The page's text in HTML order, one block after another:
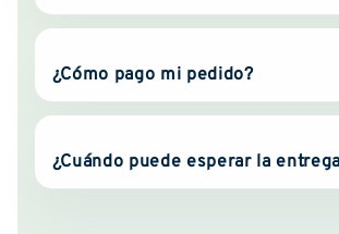
¿Cómo pago mi pedido?
¿Cuándo puede esperar la